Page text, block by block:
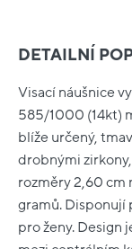
DETAILNÍ
Visací náušnice
585/1000 (14kt)
blíže určený,
drobnými
rozměry 2,60 cm
gramů. Disponují
pro ženy. Design